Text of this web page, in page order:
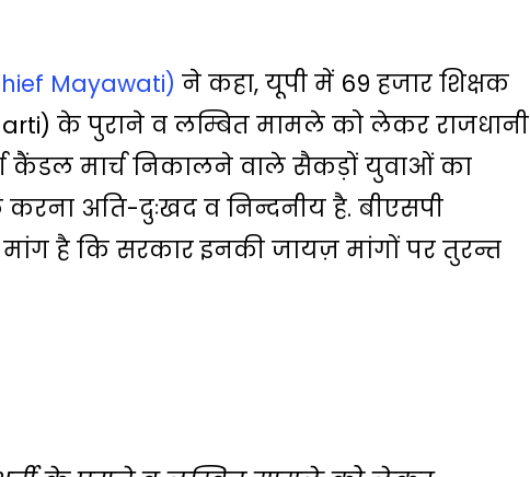
Mayawati) ने कहा, यूपी में 69 हजार शिक्षक
के पुराने व लम्बित मामले को लेकर राजधानी
कैंडल मार्च निकालने वाले सैकड़ों युवाओं का
अति-दुःखद व निन्दनीय है. बीएसपी
है कि सरकार इनकी जायज़ मांगों पर तुरन्त